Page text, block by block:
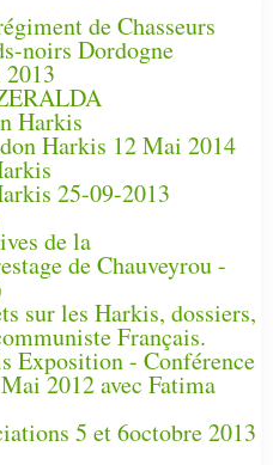
de Chasseurs
noirs Dordogne
Harkis
Harkis 12 Mai 2014
25-09-2013
de la
de Chauveyrou -
sur les Harkis, dossiers,
Français.
Exposition - Conférence
2012 avec Fatima
5 et 6octobre 2013